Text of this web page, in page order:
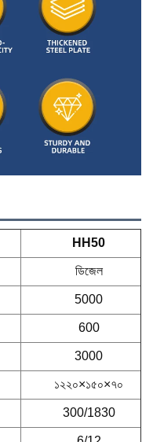
HH50
ডিজেল
5000
600
3000
১২২০×১৫০×৭০
300/1830